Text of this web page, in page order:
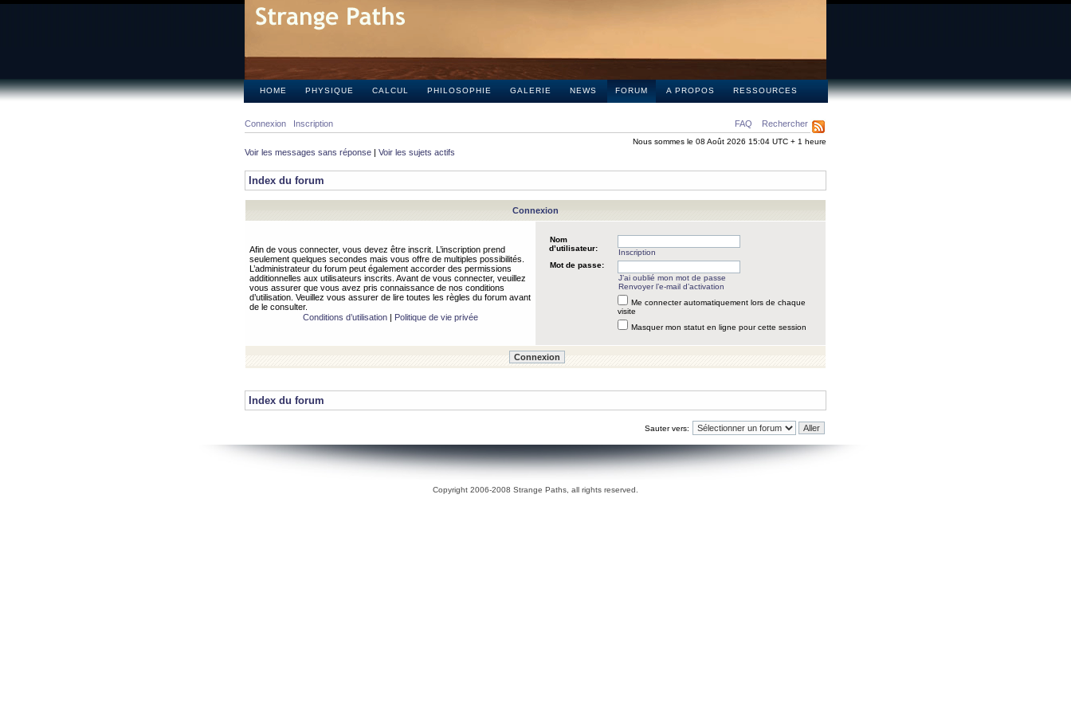
HOME PHYSIQUE CALCUL PHILOSOPHIE GALERIE NEWS FORUM A PROPOS RESSOURCES
FAQ Rechercher
Connexion Inscription
Nous sommes le 08 Août 2026 15:04 UTC + 1 heure
Voir les messages sans réponse | Voir les sujets actifs
Index du forum
Connexion
Afin de vous connecter, vous devez être inscrit. L’inscription prend
seulement quelques secondes mais vous offre de multiples possibilités.
L’administrateur du forum peut également accorder des permissions
additionnelles aux utilisateurs inscrits. Avant de vous connecter, veuillez
vous assurer que vous avez pris connaissance de nos conditions
d’utilisation. Veuillez vous assurer de lire toutes les règles du forum avant
de le consulter.
Conditions d’utilisation| Politique de vie privée
Nom
d’utilisateur:
Inscription
Mot de passe:
J’ai oublié mon mot de passe
Renvoyer l’e-mail d’activation
Me connecter automatiquement lors de chaque
visite
Masquer mon statut en ligne pour cette session
Index du forum
Sauter vers:
Copyright 2006-2008 Strange Paths, all rights reserved.